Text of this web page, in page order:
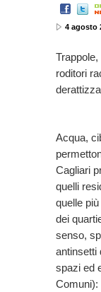
4 agosto
roditori
Acqua,
Cagliari
quelli
quelle
dei
senso,
antinsetti
spazi ed
Comuni):